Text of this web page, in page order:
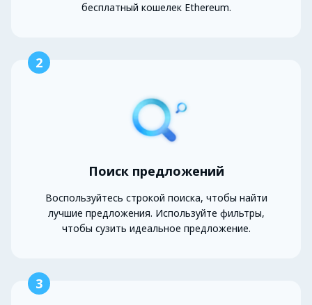
бесплатный кошелек Ethereum.
2
Поиск предложений
Воспользуйтесь строкой поиска, чтобы найти
лучшие предложения. Используйте фильтры,
чтобы сузить идеальное предложение.
3